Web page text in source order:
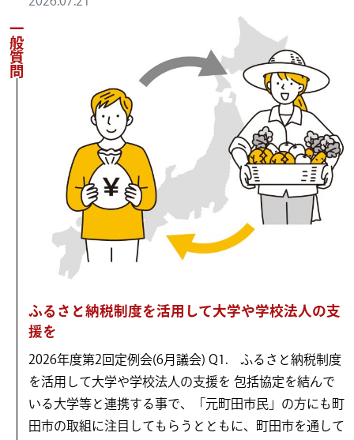
一般質問
ふるさと納税制度を活用して大学や学校法人の支
援を
2026年度第2回定例会(6月議会) Q1. ふるさと納税制度
を活用して大学や学校法人の支援を 包括協定を結んで
いる大学等と連携する事で、「元町田市民」の方にも町
田市の取組に注目してもらうとともに、町田市を通して